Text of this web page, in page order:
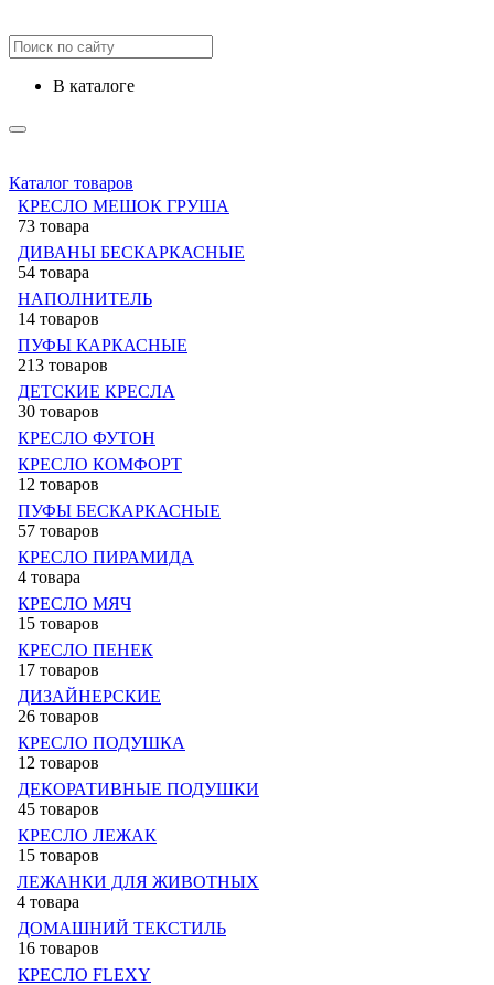
в каталоге
Каталог товаров
КРЕСЛО МЕШОК ГРУША
73 товара
ДИВАНЫ БЕСКАРКАСНЫЕ
54 товара
НАПОЛНИТЕЛЬ
14 товаров
ПУФЫ КАРКАСНЫЕ
213 товаров
ДЕТСКИЕ КРЕСЛА
30 товаров
КРЕСЛО ФУТОН
КРЕСЛО КОМФОРТ
12 товаров
ПУФЫ БЕСКАРКАСНЫЕ
57 товаров
КРЕСЛО ПИРАМИДА
4 товара
КРЕСЛО МЯЧ
15 товаров
КРЕСЛО ПЕНЕК
17 товаров
ДИЗАЙНЕРСКИЕ
26 товаров
КРЕСЛО ПОДУШКА
12 товаров
ДЕКОРАТИВНЫЕ ПОДУШКИ
45 товаров
КРЕСЛО ЛЕЖАК
15 товаров
ЛЕЖАНКИ ДЛЯ ЖИВОТНЫХ
4 товара
ДОМАШНИЙ ТЕКСТИЛЬ
16 товаров
КРЕСЛО FLEXY